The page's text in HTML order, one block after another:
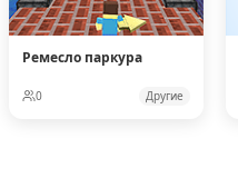
Ремесло паркура
0 Другие